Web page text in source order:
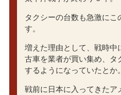
タクシーの台数も急激にこ
す。
増えた理由として、戦時中
古車を業者が買い集め、タ
するようになっていたとか。
戦前に日本に入ってきたア